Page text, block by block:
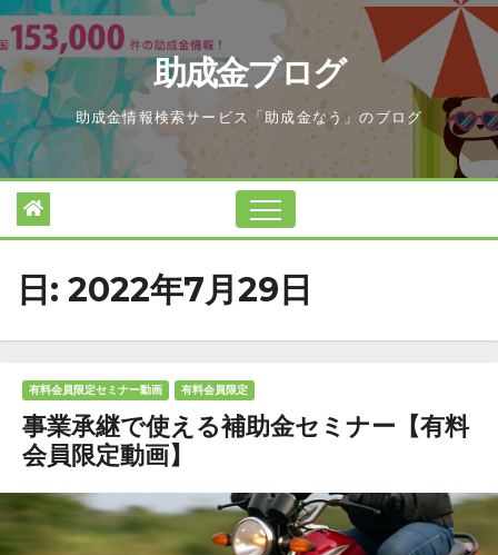
Skip
to
content
助成金ブログ
助成金情報検索サービス「助成金なう」のブログ
日: 2022年7月29日
有料会員限定セミナー動画 有料会員限定
事業承継で使える補助金セミナー【有料
会員限定動画】